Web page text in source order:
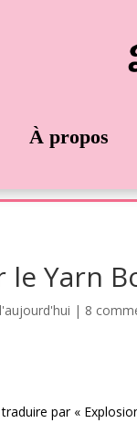
À propos
le Yarn
| 8
par «